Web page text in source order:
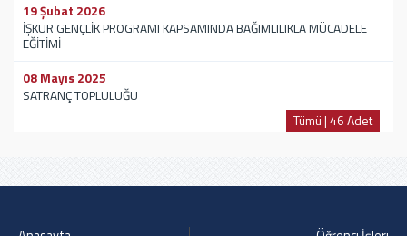
19 Şubat 2026
İŞKUR GENÇLİK PROGRAMI KAPSAMINDA BAĞIMLILIKLA MÜCADELE
EĞİTİMİ
08 Mayıs 2025
SATRANÇ TOPLULUĞU
Tümü | 46 Adet